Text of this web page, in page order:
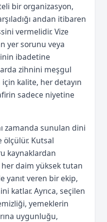
bir organizasyon,
andan itibaren
vermelidir. Vize
yer sorunu veya
ibadetine
zihnini meşgul
kalite, her detayın
sadece niyetine
zamanda sunulan dini
Kutsal
kaynaklardan
daim yüksek tutan
yanıt veren bir ekip,
katlar. Ayrıca, seçilen
yemeklerin
uygunluğu,